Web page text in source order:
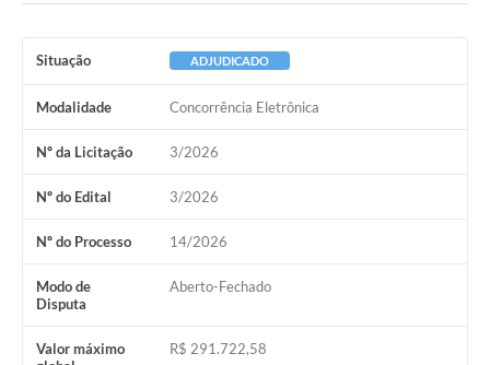
Situação ADJUDICADO
Modalidade Concorrência Eletrônica
Nº da Licitação 3/2026
Nº do Edital 3/2026
Nº do Processo 14/2026
Modo de
Disputa
Aberto-Fechado
Valor máximo
R$ 291.722,58